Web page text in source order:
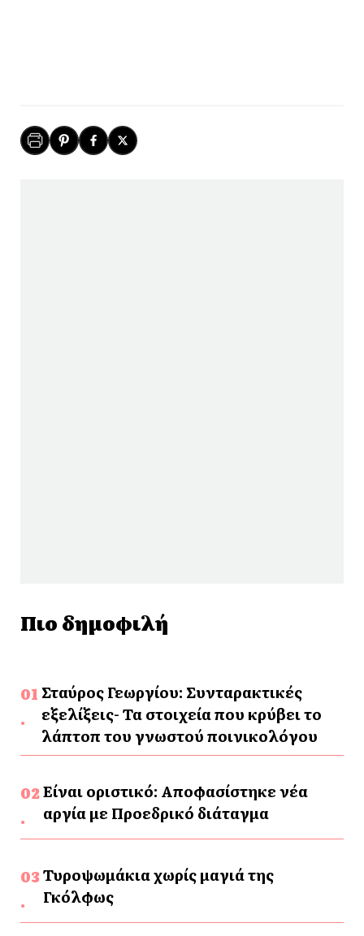
Πιο δημοφιλή
Σταύρος Γεωργίου: Συνταρακτικές
εξελίξεις- Τα στοιχεία που κρύβει το
λάπτοπ του γνωστού ποινικολόγου
Είναι οριστικό: Αποφασίστηκε νέα
αργία με Προεδρικό διάταγμα
Τυροψωμάκια χωρίς μαγιά της
Γκόλφως